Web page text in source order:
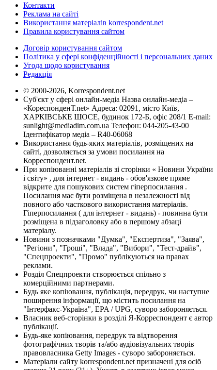
Контакти
Реклама на сайті
Використання матеріалів korrespondent.net
Правила користування сайтом
Договір користування сайтом
Політика у сфері конфіденційності і персональних даних
Угода щодо користування
Редакція
© 2000-2026, Korrespondent.net
Суб'єкт у сфері онлайн-медіа Назва онлайн-медіа –
«КореспонденТ.net» Адреса: 02091, місто Київ,
ХАРКІВСЬКЕ ШОСЕ, будинок 172-Б, офіс 208/1 E-mail:
sunlight@mediadim.com.ua Телефон: 044-205-43-00
Ідентифікатор медіа – R40-06068
Використання будь-яких матеріалів, розміщених на
сайті, дозволяється за умови посилання на
Корреспондент.net.
При копіюванні матеріалів зі сторінки « Новини України
і світу» , для інтернет - видань - обов'язкове пряме
відкрите для пошукових систем гіперпосилання .
Посилання має бути розміщена в незалежності від
повного або часткового використання матеріалів.
Гіперпосилання ( для інтернет - видань) - повинна бути
розміщена в підзаголовку або в першому абзаці
матеріалу.
Новини з позначками "Думка", "Експертиза", "Заява",
"Регіони", "Гроші", "Влада", "Вибори", "Тест-драйв",
"Спецпроекти", "Промо" публікуються на правах
реклами.
Розділ Спецпроекти створюється спільно з
комерційними партнерами.
Будь яке копіювання, публікація, передрук, чи наступне
поширення інформації, що містить посилання на
"Інтерфакс-Україна", EPA / UPG, суворо забороняється.
Власник веб-сторінки в розділі Я-Корреспондент є автор
публікації.
Будь-яке копіювання, передрук та відтворення
фотографічних творів та/або аудіовізуальних творів
правовласника Getty Images - суворо забороняється.
Матеріали сайту korrespondent.net призначені для осіб